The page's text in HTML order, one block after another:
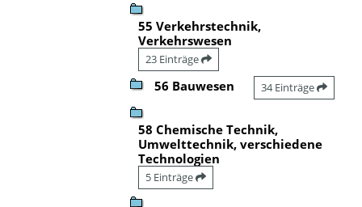
55 Verkehrstechnik,
Verkehrswesen
23 Einträge
56 Bauwesen 34 Einträge
58 Chemische Technik,
Umwelttechnik, verschiedene
Technologien
5 Einträge